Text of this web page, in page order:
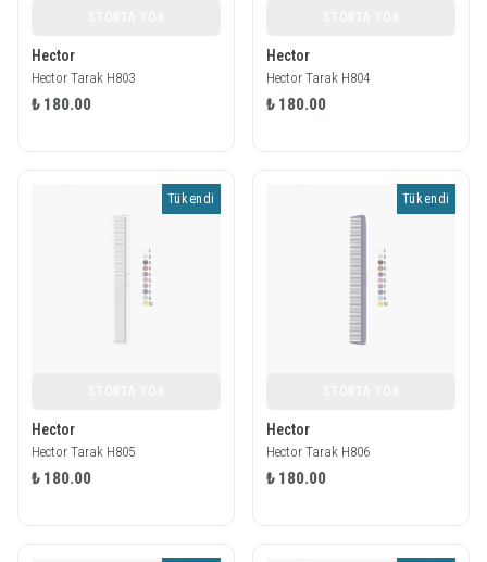
Hector
Hector Tarak H803
₺ 180.00
Hector
Hector Tarak H804
₺ 180.00
Tükendi
Hector
Hector Tarak H805
₺ 180.00
Tükendi
Hector
Hector Tarak H806
₺ 180.00